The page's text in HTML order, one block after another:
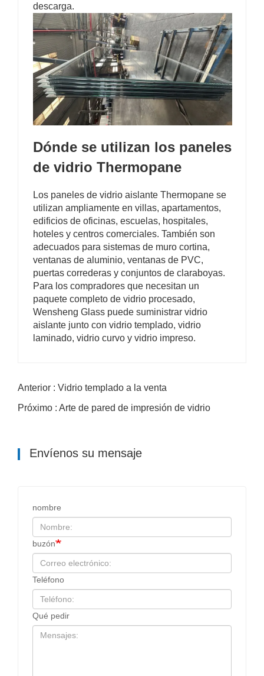
descarga.
Dónde se utilizan los paneles
de vidrio Thermopane
Los paneles de vidrio aislante Thermopane se
utilizan ampliamente en villas, apartamentos,
edificios de oficinas, escuelas, hospitales,
hoteles y centros comerciales. También son
adecuados para sistemas de muro cortina,
ventanas de aluminio, ventanas de PVC,
puertas correderas y conjuntos de claraboyas.
Para los compradores que necesitan un
paquete completo de vidrio procesado,
Wensheng Glass puede suministrar vidrio
aislante junto con vidrio templado, vidrio
laminado, vidrio curvo y vidrio impreso.
Anterior : Vidrio templado a la venta
Próximo : Arte de pared de impresión de vidrio
Envíenos su mensaje
nombre
buzón
Teléfono
Qué pedir